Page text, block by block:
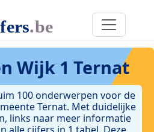
Wijk 1 Ternat
100 onderwerpen voor de
Ternat. Met duidelijke
links naar meer informatie